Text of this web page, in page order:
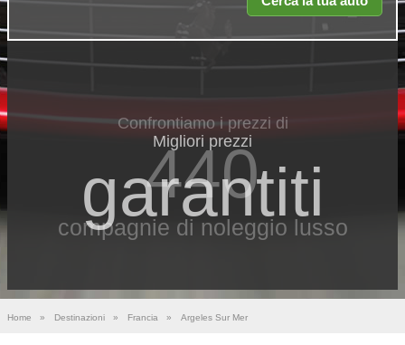
Confrontiamo i prezzi di
440
compagnie di noleggio lusso
Migliori prezzi
garantiti
Home » Destinazioni » Francia » Argeles Sur Mer